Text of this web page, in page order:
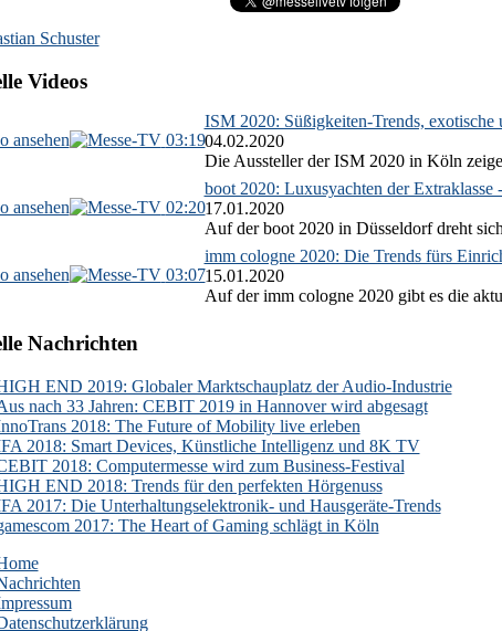
Videos
03:19
ISM 2020: Süßigkeiten-Trends, exotische
04.02.2020
Die Aussteller der ISM 2020 in Köln
02:20
boot 2020: Luxusyachten der
17.01.2020
Auf der boot 2020 in Düsseldorf dreht
03:07
imm cologne 2020: Die Trends fürs
15.01.2020
Auf der imm cologne 2020 gibt es die
Nachrichten
END 2019: Globaler Marktschauplatz der Audio-Industrie
nach 33 Jahren: CEBIT 2019 in Hannover wird abgesagt
2018: The Future of Mobility live erleben
2018: Smart Devices, Künstliche Intelligenz und 8K TV
2018: Computermesse wird zum Business-Festival
END 2018: Trends für den perfekten Hörgenuss
2017: Die Unterhaltungselektronik- und Hausgeräte-Trends
2017: The Heart of Gaming schlägt in Köln